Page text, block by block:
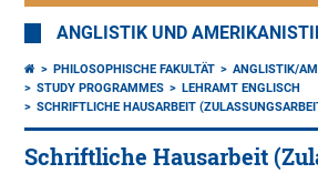
ANGLISTIK UND
PHILOSOPHISCHE FAKULTÄT
ANGLISTIK/
STUDY PROGRAMMES
LEHRAMT ENGLISCH
SCHRIFTLICHE HAUSARBEIT
Schriftliche Hausarbeit